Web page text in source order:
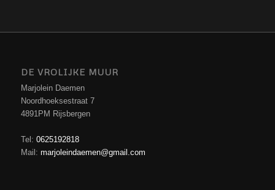
DE VROLIJKE MUUR
Marjolein Daemen
Noordhoeksestraat 7
4891PM Rijsbergen
Tel: 0625192818
Mail: marjoleindaemen@gmail.com